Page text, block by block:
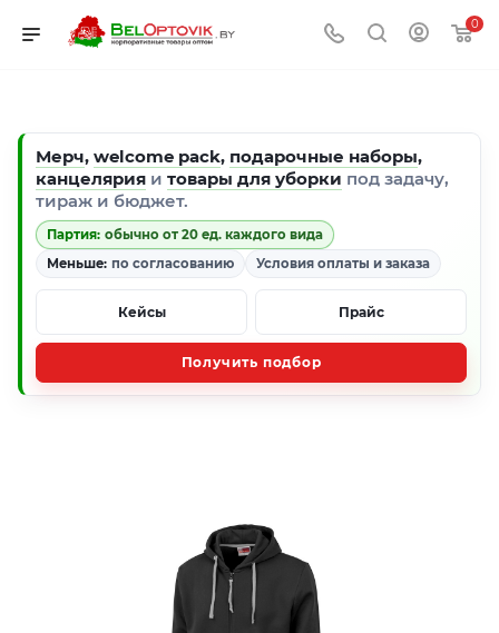
0
Мерч, welcome pack, подарочные наборы,
канцелярия и товары для уборки под задачу,
тираж и бюджет.
Партия: обычно от 20 ед. каждого вида
Меньше: по согласованию Условия оплаты и заказа
Кейсы Прайс
Получить подбор